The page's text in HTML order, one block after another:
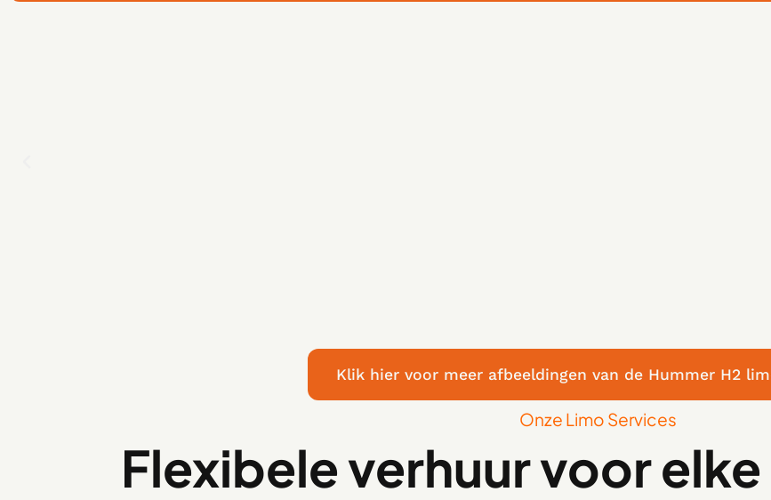
Klik hier voor meer afbeeldingen van de Hummer H2
Onze Limo Services
Flexibele verhuur voor